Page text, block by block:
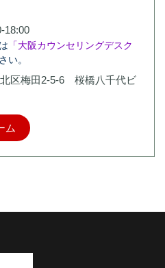
18:00
「大阪カウンセリングデスク
い。
区梅田2-5-6 桜橋八千代ビ
ム